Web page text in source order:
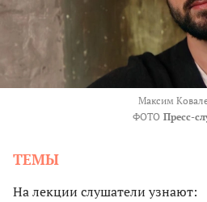
Максим
ФОТО Пресс-
ТЕМЫ
На лекции слушатели узнают: